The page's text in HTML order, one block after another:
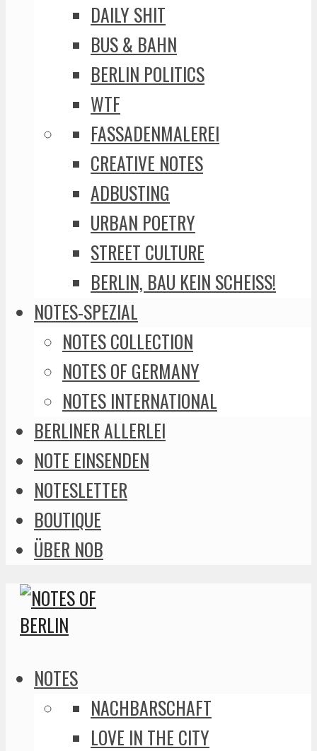
DAILY SHIT
BUS & BAHN
BERLIN POLITICS
WTF
FASSADENMALEREI
CREATIVE NOTES
ADBUSTING
URBAN POETRY
STREET CULTURE
BERLIN, BAU KEIN SCHEISS!
NOTES-SPEZIAL
NOTES COLLECTION
NOTES OF GERMANY
NOTES INTERNATIONAL
BERLINER ALLERLEI
NOTE EINSENDEN
NOTESLETTER
BOUTIQUE
ÜBER NOB
NOTES
NACHBARSCHAFT
LOVE IN THE CITY